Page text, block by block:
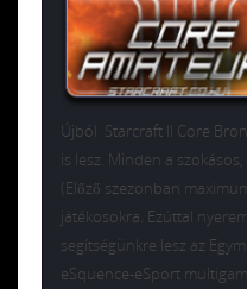
Újból Starcraft II Core
is lesz. Minden a
(Előző szezonban
játékosokra. Ezúttal
segítségünkre lesz az
eSquence-eSport